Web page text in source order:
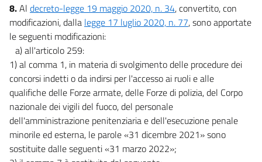
8.Al decreto-legge 19 maggio 2020, n. 34, convertito, con
modificazioni, dalla legge 17 luglio 2020, n. 77, sono apportate
le seguenti modificazioni:
a) all'articolo 259:
1) al comma 1, in materia di svolgimento delle procedure dei
concorsi indetti o da indirsi per l'accesso ai ruoli e alle
qualifiche delle Forze armate, delle Forze di polizia, del Corpo
nazionale dei vigili del fuoco, del personale
dell'amministrazione penitenziaria e dell'esecuzione penale
minorile ed esterna, le parole «31 dicembre 2021» sono
sostituite dalle seguenti «31 marzo 2022»;